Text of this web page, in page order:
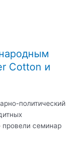
Cotton и
политический
семинар